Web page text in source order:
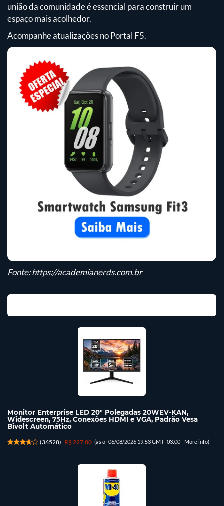
união da comunidade é essencial para construir um
espaço mais acolhedor.
Acompanhe atualizações no Portal F5.
Fonte:https://academianerds.com.br
Monitor Enterprise LED 20" Polegadas 20WEV-KAN,
Widescreen, 75Hz, Conexões HDMI e VGA, Padrão Vesa
Bivolt Automático
(36528) R$ 227,00 (as of 06/08/2026 19:53 GMT -03:00 - More info)